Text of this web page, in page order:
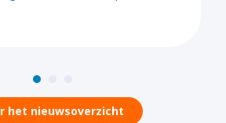
het nieuwsoverzicht